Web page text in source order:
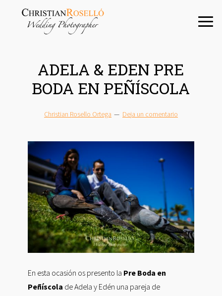
contenido
ADELA & EDEN PRE
BODA EN PEÑÍSCOLA
Christian Rosello Ortega Deja un comentario
En esta ocasión os presento la Pre Boda en
Peñíscola de Adela y Edén una pareja de